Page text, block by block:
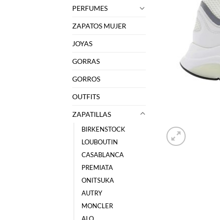
PERFUMES
ZAPATOS MUJER
JOYAS
GORRAS
GORROS
OUTFITS
ZAPATILLAS
BIRKENSTOCK
LOUBOUTIN
CASABLANCA
PREMIATA
ONITSUKA
AUTRY
MONCLER
ALO